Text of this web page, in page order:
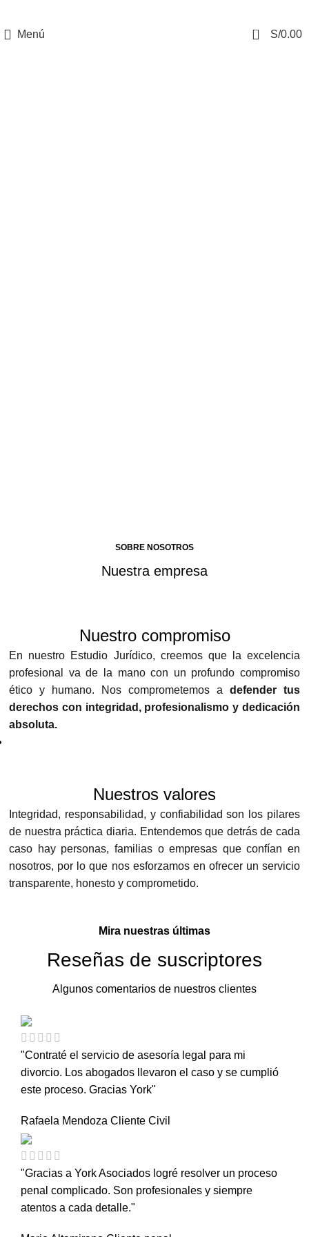
Menú 0 S/0.00
SOBRE NOSOTROS
Nuestra empresa
Nuestro compromiso
En nuestro Estudio Jurídico, creemos que la excelencia
profesional va de la mano con un profundo compromiso
ético y humano. Nos comprometemos a defender tus
derechos con integridad, profesionalismo y dedicación
absoluta.
Nuestros valores
Integridad, responsabilidad, y confiabilidad son los pilares
de nuestra práctica diaria. Entendemos que detrás de cada
caso hay personas, familias o empresas que confían en
nosotros, por lo que nos esforzamos en ofrecer un servicio
transparente, honesto y comprometido.
Mira nuestras últimas
Reseñas de suscriptores
Algunos comentarios de nuestros clientes
"Contraté el servicio de asesoría legal para mi
divorcio. Los abogados llevaron el caso y se cumplió
este proceso. Gracias York"
Rafaela Mendoza Cliente Civil
"Gracias a York Asociados logré resolver un proceso
penal complicado. Son profesionales y siempre
atentos a cada detalle."